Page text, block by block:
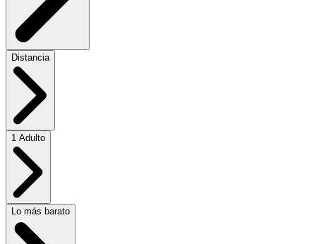
Distancia
1 Adulto
Lo más barato